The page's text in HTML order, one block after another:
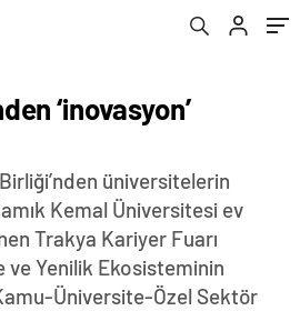
‘inovasyon’
üniversitelerin
Kemal Üniversitesi ev
Trakya Kariyer Fuarı
ve Yenilik Ekosisteminin
Üniversite-Özel Sektör